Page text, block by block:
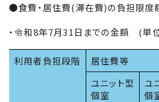
●食費・居住費(滞在費)の負担限度
・令和8年7月31日までの金額 (単
利用者負担段階
居住費等
ユニット型
個室
ユ
個